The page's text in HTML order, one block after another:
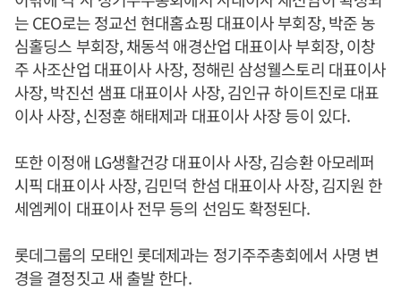
는 CEO로는 정교선 현대홈쇼핑 대표이사 부회장, 박준 농
심홀딩스 부회장, 채동석 애경산업 대표이사 부회장, 이창
주 사조산업 대표이사 사장, 정해린 삼성웰스토리 대표이사
사장, 박진선 샘표 대표이사 사장, 김인규 하이트진로 대표
이사 사장, 신정훈 해태제과 대표이사 사장 등이 있다.
또한 이정애 LG생활건강 대표이사 사장, 김승환 아모레퍼
시픽 대표이사 사장, 김민덕 한섬 대표이사 사장, 김지원 한
세엠케이 대표이사 전무 등의 선임도 확정된다.
롯데그룹의 모태인 롯데제과는 정기주주총회에서 사명 변
경을 결정짓고 새 출발 한다.